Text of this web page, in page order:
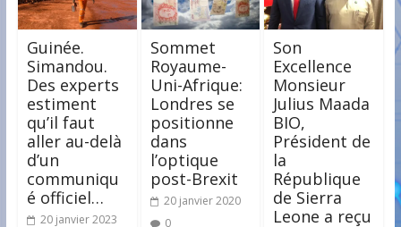
Guinée.
Simandou.
Des experts
estiment
qu’il faut
aller au-delà
d’un
communiqu
é officiel…
20 janvier 2023
Sommet
Royaume-
Uni-Afrique:
Londres se
positionne
dans
l’optique
post-Brexit
20 janvier 2020
0
Son
Excellence
Monsieur
Julius Maada
BIO,
Président de
la
République
de Sierra
Leone a reçu